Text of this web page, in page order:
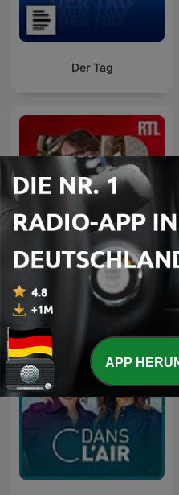
Der Tag
Entrez dans l'Histoire
APP